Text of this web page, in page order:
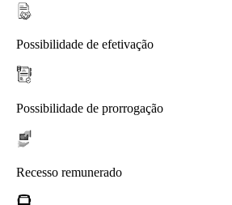
Possibilidade de efetivação
Possibilidade de prorrogação
Recesso remunerado